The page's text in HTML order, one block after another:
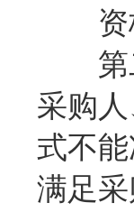
资格
第
采购
式不
满足